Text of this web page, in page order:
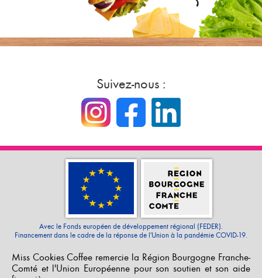
Suivez-nous :
Miss Cookies Coffee remercie la Région Bourgogne Franche-
Comté et l'Union Européenne pour son soutien et son aide
Avec le Fonds européen de développement régional (FEDER).
Financement dans le cadre de la réponse de l'Union à la pandémie COVID-19.